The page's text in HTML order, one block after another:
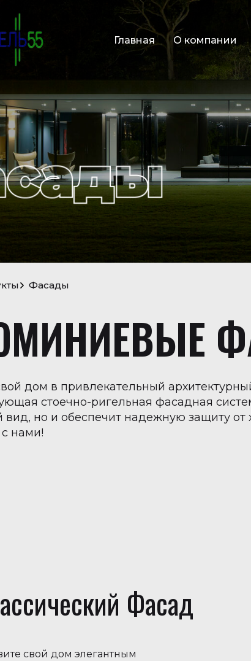
Главная О компании
Фасады
дом в привлекательный
стоечно-ригельная фасадная
вид, но и обеспечит надежную защиту
нами!
Фасад
свой дом элегантным